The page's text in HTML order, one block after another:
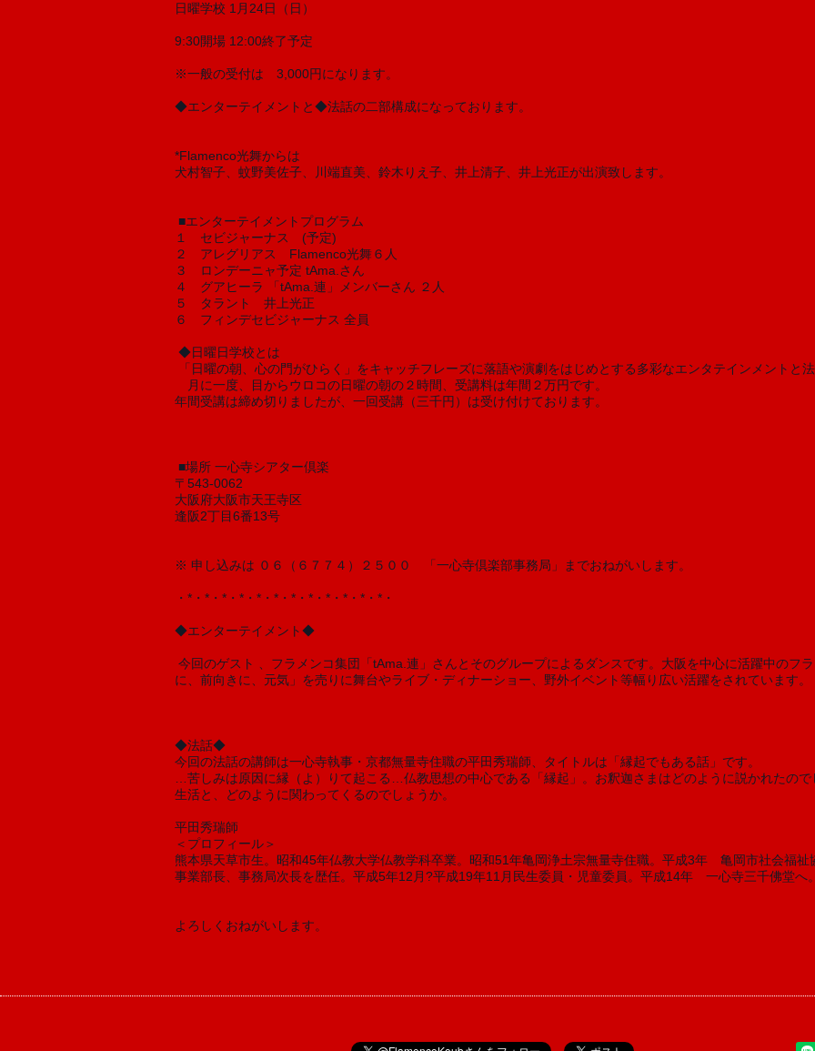
日曜学校 1月24日（日）
9:30開場 12:00終了予定
※一般の受付は　3,000円になります。
◆エンターテイメントと◆法話の二部構成になっております。
*Flamenco光舞からは
犬村智子、蚊野美佐子、川端直美、鈴木りえ子、井上清子、井上光正が出演致します。
■エンターテイメントプログラム
１　セビジャーナス　(予定)
２　アレグリアス　Flamenco光舞６人
３　ロンデーニャ予定 tAma.さん
４　グアヒーラ 「tAma.連」メンバーさん ２人
５　タラント　井上光正
６　フィンデセビジャーナス 全員
◆日曜日学校とは
「日曜の朝、心の門がひらく」をキャッチフレーズに落語や演劇をはじめとする多彩なエンタテインメントと
月に一度、目からウロコの日曜の朝の２時間、受講料は年間２万円です。
年間受講は締め切りましたが、一回受講（三千円）は受け付けております。
■場所 一心寺シアター倶楽
〒543-0062
大阪府大阪市天王寺区
逢阪2丁目6番13号
※ 申し込みは ０６（６７７４）２５００　「一心寺倶楽部事務局」までおねがいします。
・*・*・*・*・*・*・*・*・*・*・*・*・
◆エンターテイメント◆
に、前向きに、元気」を売りに舞台やライブ・ディナーショー、野外イベント等幅り広い活躍をされています。
◆法話◆
今回の法話の講師は一心寺執事・京都無量寺住職の平田秀瑞師、タイトルは「縁起でもある話」です。
…苦しみは原因に縁（よ）りて起こる…仏教思想の中心である「縁起」。お釈迦さまはどのように説かれたの
生活と、どのように関わってくるのでしょうか。
平田秀瑞師
＜プロフィール＞
熊本県天草市生。昭和45年仏教大学仏教学科卒業。昭和51年亀岡浄土宗無量寺住職。平成3年　亀岡市社会福祉
事業部長、事務局次長を歴任。平成5年12月?平成19年11月民生委員・児童委員。平成14年　一心寺三千佛堂
よろしくおねがいします。